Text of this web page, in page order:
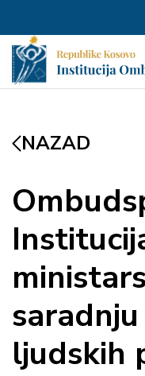
NAZAD
ljudskih